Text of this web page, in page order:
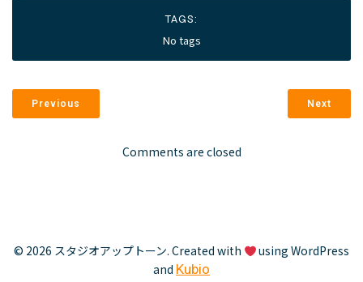
TAGS:
No tags
Previous Next
Comments are closed
© 2026 スタジオアップトーン. Created with
using WordPress
and Kubio